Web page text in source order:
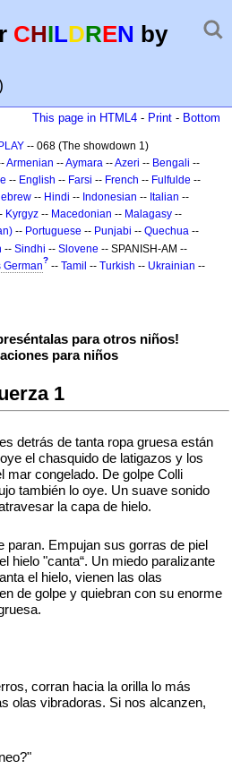
CHILDREN by
This page in HTML4 - Print - Bottom
-- 068 (The showdown 1)
Armenian --Aymara --Azeri -- Bengali --
-- English -- Farsi -- French -- Fulfulde --
-- Hindi -- Indonesian -- Italian --
Kyrgyz -- Macedonian -- Malagasy --
-- Portuguese -- Punjabi -- Quechua --
-- Sindhi -- Slovene -- SPANISH-AM --
German? -- Tamil -- Turkish -- Ukrainian --
para otros niños!
para niños
1
detrás de tanta ropa gruesa están
el chasquido de latigazos y los
mar congelado. De golpe Colli
también lo oye. Un suave sonido
la capa de hielo.
paran. Empujan sus gorras de piel
hielo "canta“. Un miedo paralizante
el hielo, vienen las olas
de golpe y quiebran con su enorme
corran hacia la orilla lo más
olas vibradoras. Si nos alcanzen,